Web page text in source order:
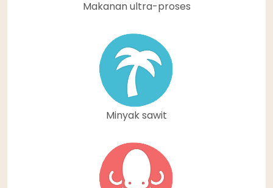
Makanan ultra-proses
Minyak sawit